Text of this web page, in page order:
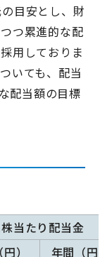
目安とし、財
つ累進的な配
用しておりま
いても、配当
配当額の目標
当たり配当金
）
年間（